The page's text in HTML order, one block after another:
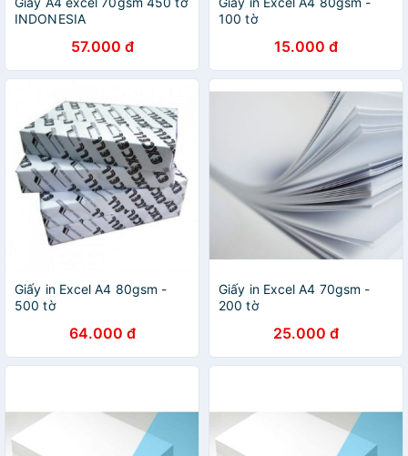
INDONESIA
57.000 đ
100 tờ
15.000 đ
Giấy in Excel A4 80gsm -
500 tờ
64.000 đ
Giấy in Excel A4 70gsm -
200 tờ
25.000 đ